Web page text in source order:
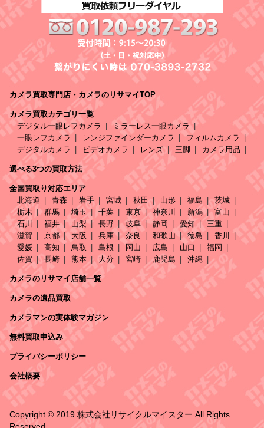
カメラ買取専門店・カメラのリサマイTOP
カメラ買取カテゴリ一覧
デジタル一眼レフカメラ
ミラーレス一眼カメラ
一眼レフカメラ
レンジファインダーカメラ
フィルムカメラ
デジタルカメラ
ビデオカメラ レンズ 三脚 カメラ用品
選べる3つの買取方法
全国買取り対応エリア
北海道
青森 岩手 宮城 秋田 山形 福島
茨城
栃木
群馬 埼玉 千葉 東京 神奈川 新潟
富山
石川
福井 山梨 長野 岐阜 静岡 愛知
三重
滋賀
京都 大阪 兵庫 奈良 和歌山 徳島
香川
愛媛
高知 鳥取 島根 岡山 広島 山口
福岡
佐賀
長崎 熊本 大分 宮崎 鹿児島 沖縄
カメラのリサマイ店舗一覧
カメラの遺品買取
カメラマンの実体験マガジン
無料買取申込み
プライバシーポリシー
会社概要
Copyright © 2019 株式会社リサイクルマイスター All Rights